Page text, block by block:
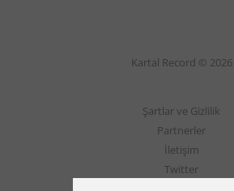
Kartal Record © 2026
Şartlar ve Gizlilik
Partnerler
İletişim
Twitter